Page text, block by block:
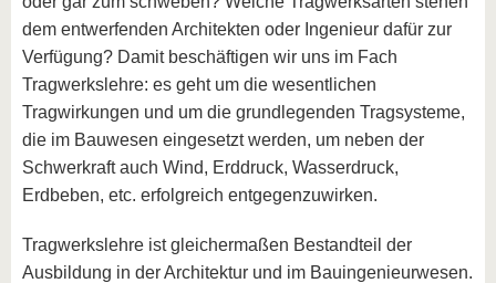
dem entwerfenden Architekten oder Ingenieur dafür zur
Verfügung? Damit beschäftigen wir uns im Fach
Tragwerkslehre: es geht um die wesentlichen
Tragwirkungen und um die grundlegenden Tragsysteme,
die im Bauwesen eingesetzt werden, um neben der
Schwerkraft auch Wind, Erddruck, Wasserdruck,
Erdbeben, etc. erfolgreich entgegenzuwirken.
Tragwerkslehre ist gleichermaßen Bestandteil der
Ausbildung in der Architektur und im Bauingenieurwesen.